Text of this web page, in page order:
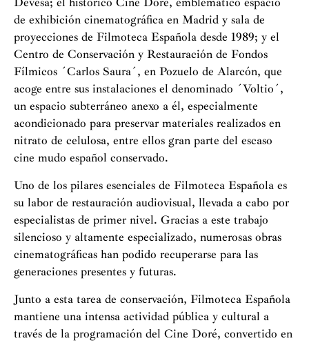
de exhibición cinematográfica en Madrid y sala de
proyecciones de Filmoteca Española desde 1989; y el
Centro de Conservación y Restauración de Fondos
Fílmicos ´Carlos Saura´, en Pozuelo de Alarcón, que
acoge entre sus instalaciones el denominado ´Voltio´,
un espacio subterráneo anexo a él, especialmente
acondicionado para preservar materiales realizados en
nitrato de celulosa, entre ellos gran parte del escaso
cine mudo español conservado.
Uno de los pilares esenciales de Filmoteca Española es
su labor de restauración audiovisual, llevada a cabo por
especialistas de primer nivel. Gracias a este trabajo
silencioso y altamente especializado, numerosas obras
cinematográficas han podido recuperarse para las
generaciones presentes y futuras.
Junto a esta tarea de conservación, Filmoteca Española
mantiene una intensa actividad pública y cultural a
través de la programación del Cine Doré, convertido en